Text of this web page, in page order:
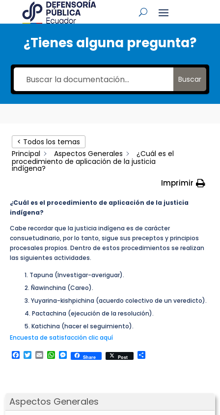
¿Tienes alguna pregunta?
Buscar
Aspectos Generales
< Todos los temas
Principal
Aspectos Generales
¿Cuál es el
procedimiento de aplicación de la justicia
indígena?
Imprimir
¿Cuál es el procedimiento de aplicación de la justicia
indígena?
Cabe recordar que la justicia indígena es de carácter
consuetudinario, por lo tanto, sigue sus preceptos y principios
procesales propios. Dentro de estos procedimientos se realizan
las siguientes actividades.
Tapuna (Investigar-averiguar).
Ñawinchina (Careo).
Yuyarina-kishpichina (acuerdo colectivo de un veredicto).
Pactachina (ejecución de la resolución).
Katichina (hacer el seguimiento).
Encuesta de satisfacción clic aquí
Facebook
Twitter
EmailWhatsApp
Messenger
Share Post